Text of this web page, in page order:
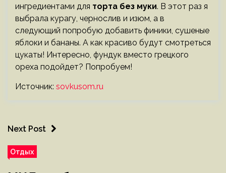
ингредиентами для торта без муки. В этот раз я
выбрала курагу, чернослив и изюм, а в
следующий попробую добавить финики, сушеные
яблоки и бананы. А как красиво будут смотреться
цукаты! Интересно, фундук вместо грецкого
ореха подойдет? Попробуем!
Источник: sovkusom.ru
Next Post
Отдых